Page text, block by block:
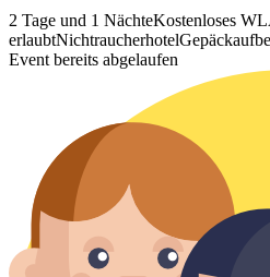
2 Tage und 1 NächteKostenloses
erlaubtNichtraucherhotel
Event bereits abgelaufen